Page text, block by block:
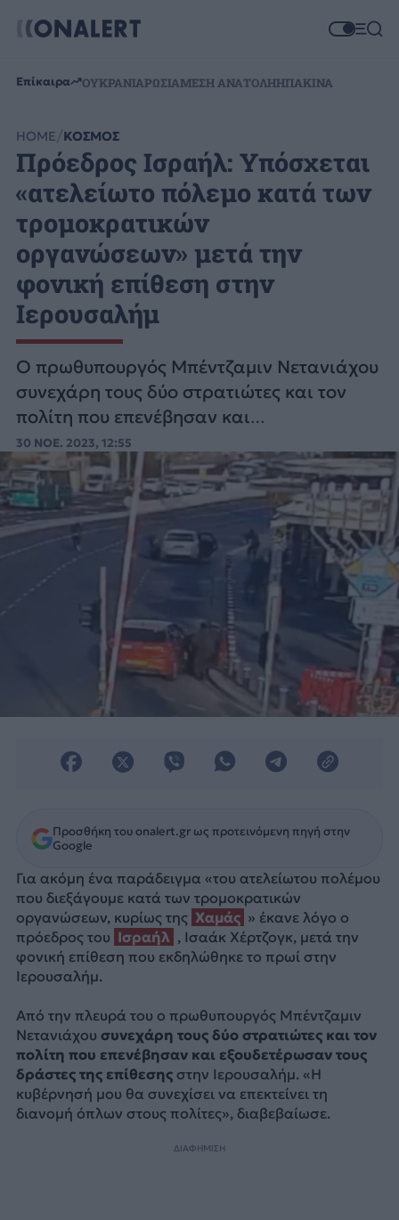
Επίκαιρα ΟΥΚΡΑΝΙΑΡΩΣΙΑΜΕΣΗ ΑΝΑΤΟΛΗΗΠΑΚΙΝΑ
HOME ΚΟΣΜΟΣ
Πρόεδρος Ισραήλ: Υπόσχεται
«ατελείωτο πόλεμο κατά των
τρομοκρατικών
οργανώσεων» μετά την
φονική επίθεση στην
Ιερουσαλήμ
Ο πρωθυπουργός Μπέντζαμιν Νετανιάχου
συνεχάρη τους δύο στρατιώτες και τον
πολίτη που επενέβησαν και
εξουδετέρωσαν τους δράστες της επίθεσης
στην Ιερουσαλήμ.
30 ΝΟΕ. 2023, 12:55
Προσθήκη του onalert.gr ως προτεινόμενη πηγή στην
Google
Για ακόμη ένα παράδειγμα «του ατελείωτου πολέμου
που διεξάγουμε κατά των τρομοκρατικών
οργανώσεων, κυρίως της Χαμάς » έκανε λόγο ο
πρόεδρος του Ισραήλ , Ισαάκ Χέρτζογκ, μετά την
φονική επίθεση που εκδηλώθηκε το πρωί στην
Ιερουσαλήμ.
Από την πλευρά του ο πρωθυπουργός Μπέντζαμιν
Νετανιάχου συνεχάρη τους δύο στρατιώτες και τον
πολίτη που επενέβησαν και εξουδετέρωσαν τους
δράστες της επίθεσηςστην Ιερουσαλήμ. «Η
κυβέρνησή μου θα συνεχίσει να επεκτείνει τη
διανομή όπλων στους πολίτες», διαβεβαίωσε.
ΔΙΑΦΗΜΙΣΗ